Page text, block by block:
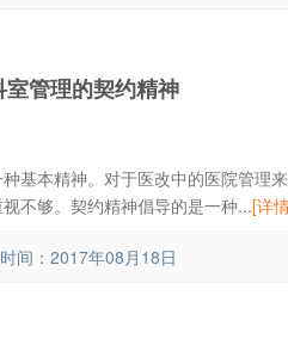
管理的契约精神
本精神。对于医改中的医院管理
不够。契约精神倡导的是一种...[详
间：2017年08月18日